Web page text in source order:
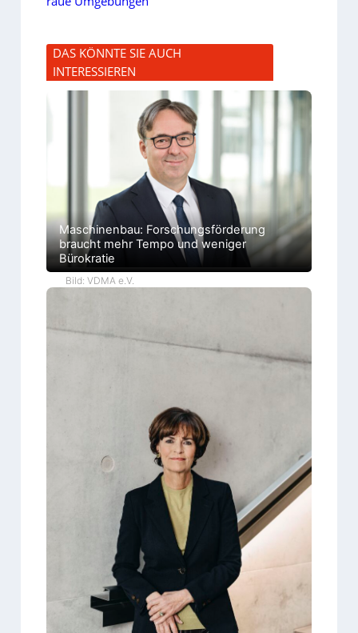
DAS KÖNNTE SIE AUCH
INTERESSIEREN
Maschinenbau: Forschungsförderung
braucht mehr Tempo und weniger
Bürokratie
Bild: VDMA e.V.